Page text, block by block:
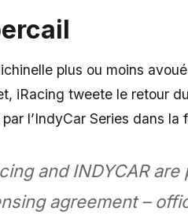
plus ou moins
iRacing tweete le retour
l’IndyCar Series dans
and INDYCAR
agreement –